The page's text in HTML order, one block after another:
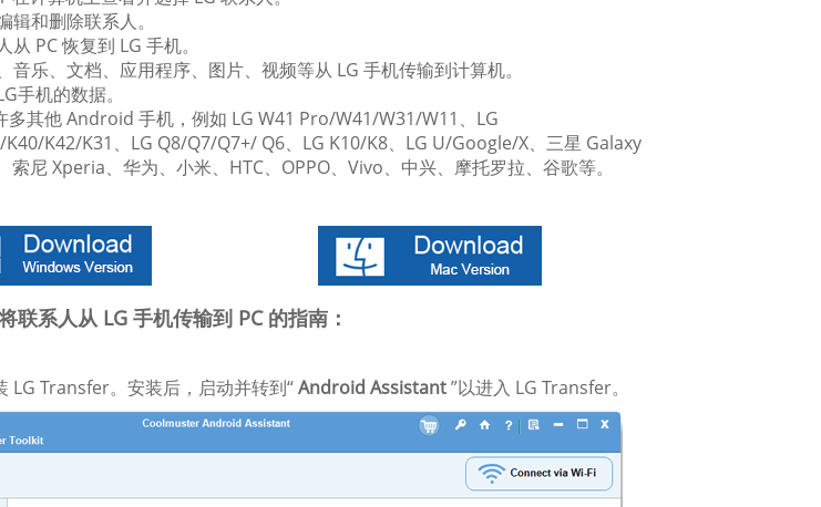
和删除联系人。
PC 恢复到 LG 手机。
音乐、文档、应用程序、图片、视频等从 LG 手机传输到计算机。
手机的数据。
多其他 Android 手机，例如 LG W41 Pro/W41/W31/W11、LG
K42/K31、LG Q8/Q7/Q7+/ Q6、LG K10/K8、LG U/Google/X、三星 Galaxy
索尼 Xperia、华为、小米、HTC、OPPO、Vivo、中兴、摩托罗拉、谷歌等。
联系人从 LG 手机传输到 PC 的指南：
LG Transfer。安装后，启动并转到“Android Assistant”以进入 LG Transfer。